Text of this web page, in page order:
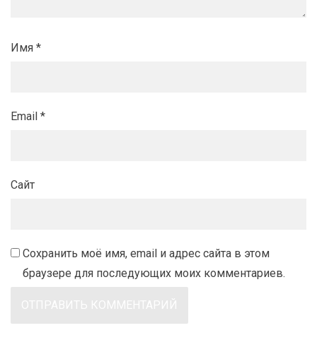
Имя *
Email *
Сайт
Сохранить моё имя, email и адрес сайта в этом
браузере для последующих моих комментариев.